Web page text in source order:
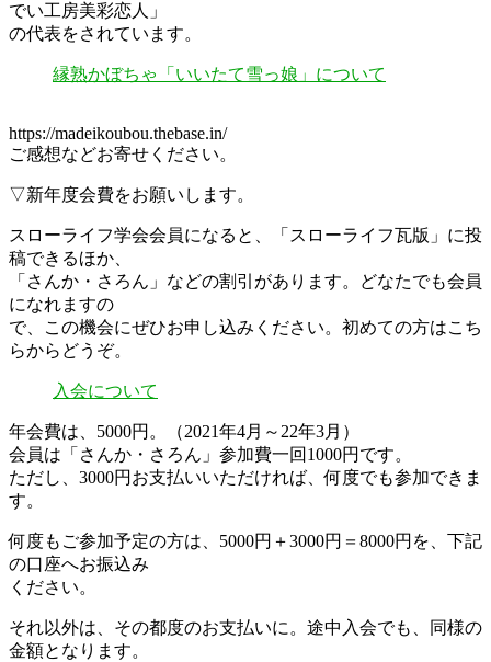
でい工房美彩恋人」
の代表をされています。
縁熟かぼちゃ「いいたて雪っ娘」について
https://madeikoubou.thebase.in/
ご感想などお寄せください。
▽新年度会費をお願いします。
スローライフ学会会員になると、「スローライフ瓦版」に投
稿できるほか、
「さんか・さろん」などの割引があります。どなたでも会員
になれますの
で、この機会にぜひお申し込みください。初めての方はこち
らからどうぞ。
入会について
年会費は、5000円。（2021年4月～22年3月）
会員は「さんか・さろん」参加費一回1000円です。
ただし、3000円お支払いいただければ、何度でも参加できま
す。
何度もご参加予定の方は、5000円＋3000円＝8000円を、下記
の口座へお振込み
ください。
それ以外は、その都度のお支払いに。途中入会でも、同様の
金額となります。